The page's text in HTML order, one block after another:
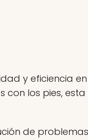
y eficiencia
los pies, esta
de